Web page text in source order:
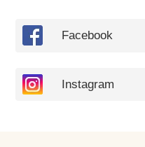
Facebook
Instagram